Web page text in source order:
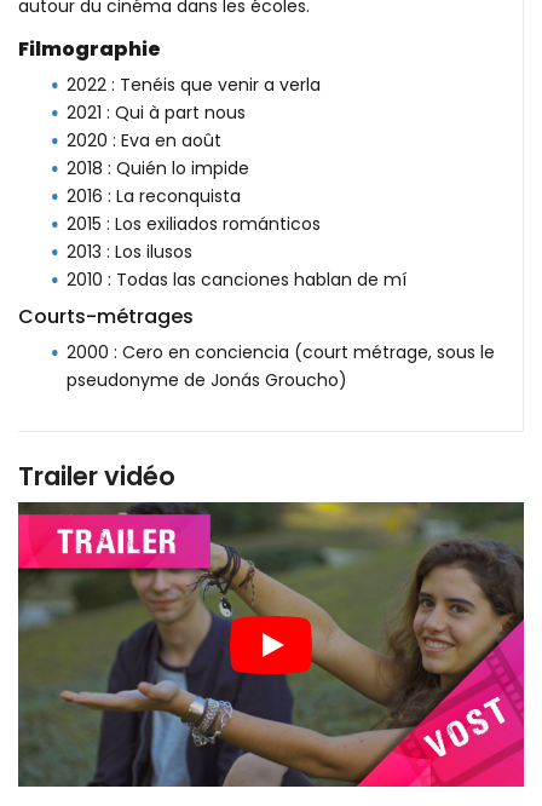
autour du cinéma dans les écoles.
Filmographie
2022 : Tenéis que venir a verla
2021 : Qui à part nous
2020 : Eva en août
2018 : Quién lo impide
2016 : La reconquista
2015 : Los exiliados románticos
2013 : Los ilusos
2010 : Todas las canciones hablan de mí
Courts-métrages
2000 : Cero en conciencia (court métrage, sous le
pseudonyme de Jonás Groucho)
Trailer vidéo